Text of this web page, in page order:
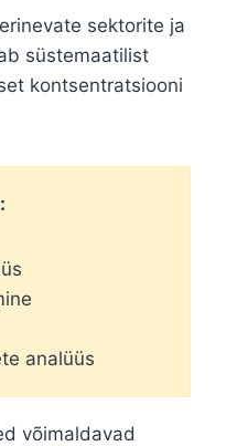
sektorite ja
süstemaatilist
kontsentratsiooni
analüüs
võimaldavad